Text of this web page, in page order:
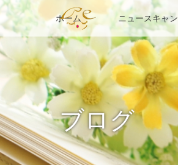
ホーム ニュースキャン
ブログ